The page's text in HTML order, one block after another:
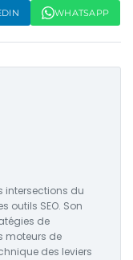
WHATSAPP
intersections du
outils SEO. Son
de
moteurs de
des leviers